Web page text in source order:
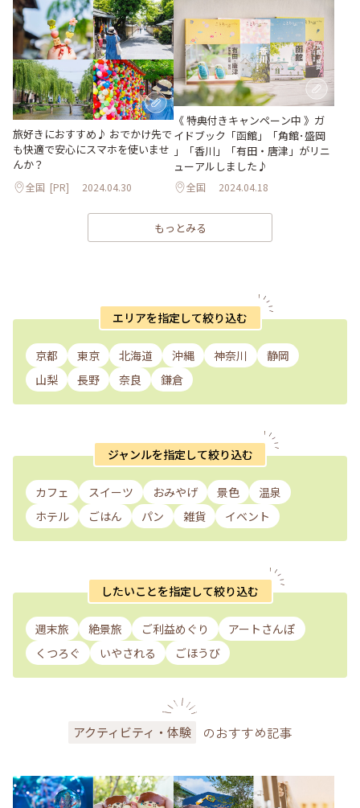
旅好きにおすすめ♪ おでかけ先で
も快適で安心にスマホを使いませ
んか？
全国 [PR] 2024.04.30
《 特典付きキャンペーン中 》ガ
イドブック「函館」「角館･盛岡
」「香川」「有田・唐津」がリニ
ューアルしました♪
全国 2024.04.18
もっとみる
エリアを指定して絞り込む
京都 東京 北海道 沖縄 神奈川
静岡
山梨
長野 奈良 鎌倉
ジャンルを指定して絞り込む
カフェ スイーツ おみやげ 景色
温泉
ホテル
ごはん パン 雑貨 イベント
したいことを指定して絞り込む
週末旅 絶景旅 ご利益めぐり
アートさんぽ
くつろぐ
いやされる ごほうび
アクティビティ・体験 のおすすめ記事